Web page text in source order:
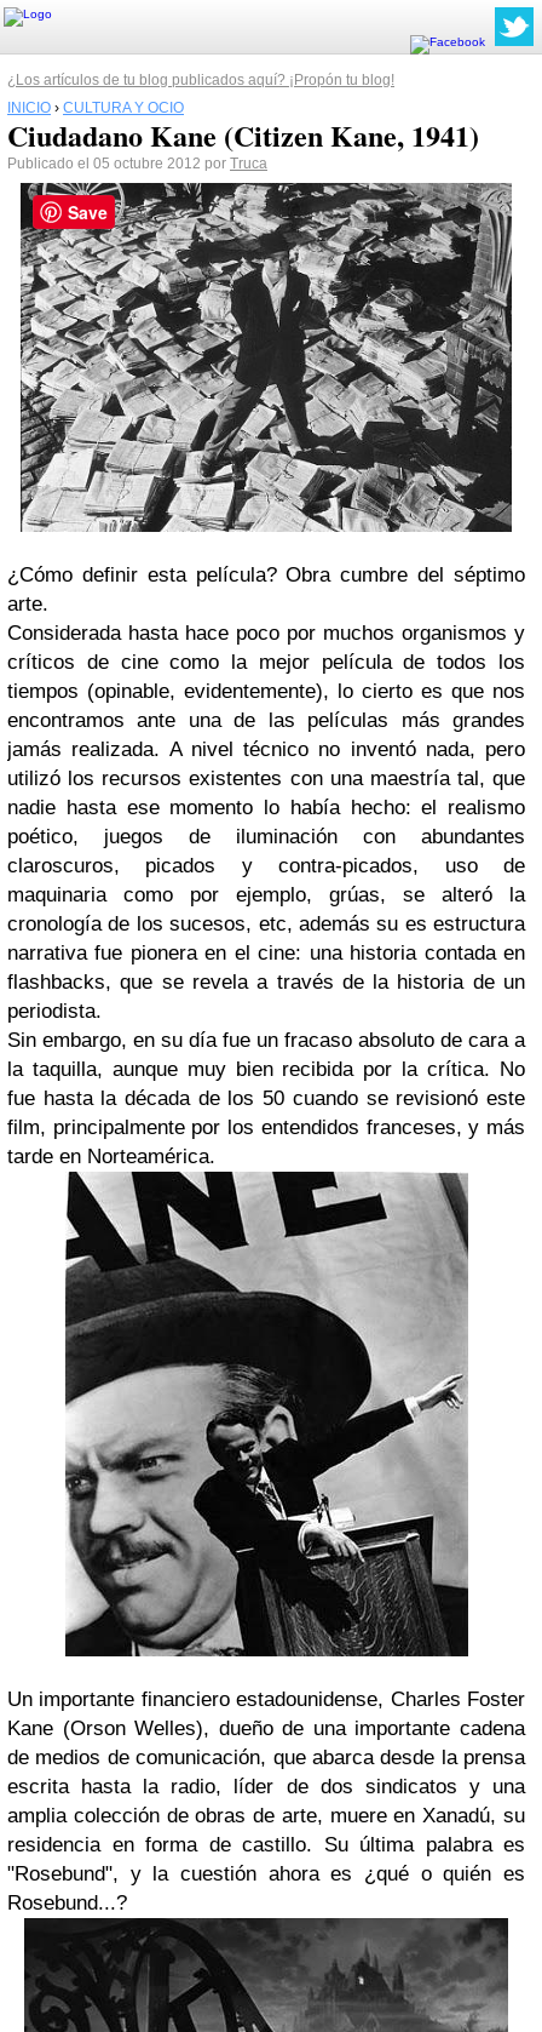
¿Los artículos de tu blog publicados aquí? ¡Propón tu blog!
INICIO › CULTURA Y OCIO
Ciudadano Kane (Citizen Kane, 1941)
Publicado el 05 octubre 2012 por Truca
¿Cómo definir esta película?Obra cumbre del séptimo
arte.
Considerada hasta hace poco por muchos organismos y
críticos de cine como la mejor película de todos los
tiempos (opinable, evidentemente), lo cierto es que nos
encontramos ante una de las películas más grandes
jamás realizada. A nivel técnico no inventó nada, pero
utilizó los recursos existentes con una maestría tal, que
nadie hasta ese momento lo había hecho: el realismo
poético, juegos de iluminación con abundantes
claroscuros, picados y contra-picados, uso de
maquinaria como por ejemplo, grúas, se alteró la
cronología de los sucesos, etc, además su es estructura
narrativa fue pionera en el cine: una historia contada en
flashbacks, que se revela a través de la historia de un
periodista.
Sin embargo, en su día fue un fracaso absoluto de cara a
la taquilla, aunque muy bien recibida por la crítica. No
fue hasta la década de los 50 cuando se revisionó este
film, principalmente por los entendidos franceses, y más
tarde en Norteamérica.
Un importante financiero estadounidense, Charles Foster
Kane (Orson Welles), dueño de una importante cadena
de medios de comunicación, que abarca desde la prensa
escrita hasta la radio, líder de dos sindicatos y una
amplia colección de obras de arte, muere en Xanadú, su
residencia en forma de castillo. Su última palabra es
"Rosebund", y la cuestión ahora es ¿qué o quién es
Rosebund...?
Save